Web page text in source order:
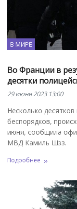
В МИРЕ
Во Франции в
десятки
29 июня 2023 13:00
Несколько
беспорядков,
июня, сообщила
МВД Камиль Шэз.
Подробнее